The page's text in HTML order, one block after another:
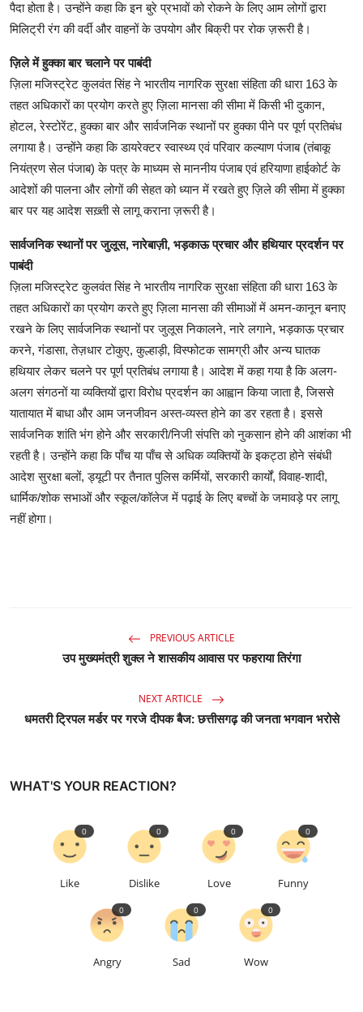
पैदा होता है। उन्होंने कहा कि इन बुरे प्रभावों को रोकने के लिए आम लोगों द्वारा
मिलिट्री रंग की वर्दी और वाहनों के उपयोग और बिक्री पर रोक ज़रूरी है।
ज़िले में हुक्का बार चलाने पर पाबंदी
ज़िला मजिस्ट्रेट कुलवंत सिंह ने भारतीय नागरिक सुरक्षा संहिता की धारा 163 के
तहत अधिकारों का प्रयोग करते हुए ज़िला मानसा की सीमा में किसी भी दुकान,
होटल, रेस्टोरेंट, हुक्का बार और सार्वजनिक स्थानों पर हुक्का पीने पर पूर्ण प्रतिबंध
लगाया है। उन्होंने कहा कि डायरेक्टर स्वास्थ्य एवं परिवार कल्याण पंजाब (तंबाकू
नियंत्रण सेल पंजाब) के पत्र के माध्यम से माननीय पंजाब एवं हरियाणा हाईकोर्ट के
आदेशों की पालना और लोगों की सेहत को ध्यान में रखते हुए ज़िले की सीमा में हुक्का
बार पर यह आदेश सख़्ती से लागू कराना ज़रूरी है।
सार्वजनिक स्थानों पर जुलूस, नारेबाज़ी, भड़काऊ प्रचार और हथियार प्रदर्शन पर
पाबंदी
ज़िला मजिस्ट्रेट कुलवंत सिंह ने भारतीय नागरिक सुरक्षा संहिता की धारा 163 के
तहत अधिकारों का प्रयोग करते हुए ज़िला मानसा की सीमाओं में अमन-कानून बनाए
रखने के लिए सार्वजनिक स्थानों पर जुलूस निकालने, नारे लगाने, भड़काऊ प्रचार
करने, गंडासा, तेज़धार टोकुए, कुल्हाड़ी, विस्फोटक सामग्री और अन्य घातक
हथियार लेकर चलने पर पूर्ण प्रतिबंध लगाया है। आदेश में कहा गया है कि अलग-
अलग संगठनों या व्यक्तियों द्वारा विरोध प्रदर्शन का आह्वान किया जाता है, जिससे
यातायात में बाधा और आम जनजीवन अस्त-व्यस्त होने का डर रहता है। इससे
सार्वजनिक शांति भंग होने और सरकारी/निजी संपत्ति को नुकसान होने की आशंका भी
रहती है। उन्होंने कहा कि पाँच या पाँच से अधिक व्यक्तियों के इकट्ठा होने संबंधी
आदेश सुरक्षा बलों, ड्यूटी पर तैनात पुलिस कर्मियों, सरकारी कार्यों, विवाह-शादी,
धार्मिक/शोक सभाओं और स्कूल/कॉलेज में पढ़ाई के लिए बच्चों के जमावड़े पर लागू
नहीं होगा।
PREVIOUS ARTICLE
उप मुख्यमंत्री शुक्ल ने शासकीय आवास पर फहराया तिरंगा
NEXT ARTICLE
धमतरी ट्रिपल मर्डर पर गरजे दीपक बैज: छत्तीसगढ़ की जनता भगवान भरोसे
WHAT'S YOUR REACTION?
Like
0
Dislike
0
Love
0
Funny
0
Angry
0
Sad
0
Wow
0